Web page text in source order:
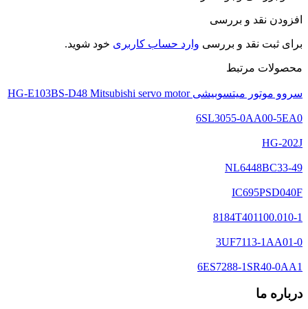
افزودن نقد و بررسی
برای ثبت نقد و بررسی وارد حساب کاربری خود شوید.
محصولات مرتبط
سروو موتور میتسوبیشی HG-E103BS-D48 Mitsubishi servo motor
6SL3055-0AA00-5EA0
HG-202J
NL6448BC33-49
IC695PSD040F
8184T401100.010-1
3UF7113-1AA01-0
6ES7288-1SR40-0AA1
درباره ما